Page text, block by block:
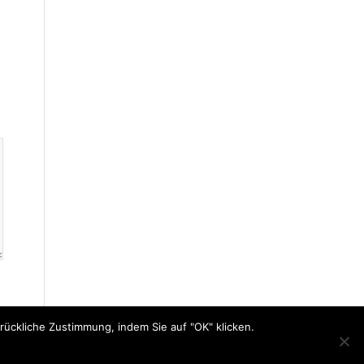
Zustimmung, indem Sie auf "OK" klicken.